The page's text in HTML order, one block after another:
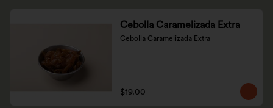
Cebolla Caramelizada Extra
Cebolla Caramelizada Extra
$19.00